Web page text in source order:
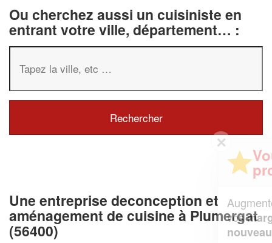
Ou cherchez aussi un cuisiniste en
entrant votre ville, département… :
Une entreprise deconception et
aménagement de cuisine à Plumergat
(56400)
professionnel ?
Augmentez votrechiffre d'affaires
vosmargestout en gagnant de